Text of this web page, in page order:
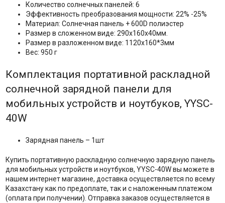
Количество солнечных панелей: 6
Эффективность преобразования мощности: 22% -25%
Материал: Солнечная панель + 600D полиэстер
Размер в сложенном виде: 290х160х40мм.
Размер в разложенном виде: 1120х160*3мм
Вес: 950 г
Комплектация портативной раскладной
солнечной зарядной панели для
мобильных устройств и ноутбуков, YYSC-
40W
Зарядная панель – 1шт
Купить портативную раскладную солнечную зарядную панель
для мобильных устройств и ноутбуков, YYSC-40W вы можете в
нашем интернет магазине, доставка осуществляется по всему
Казахстану как по предоплате, так и с наложенным платежом
(оплата при получении). Отправка заказов осуществляется в